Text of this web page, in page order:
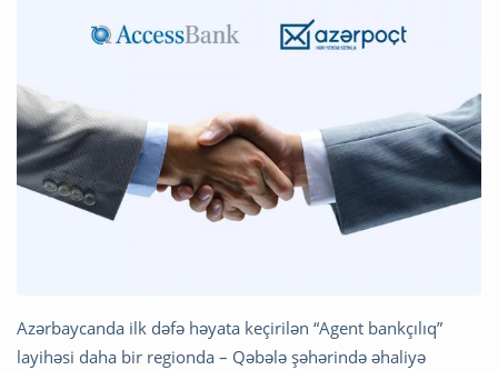
Azərbaycanda ilk dəfə həyata keçirilən “Agent bankçılıq”
layihəsi daha bir regionda – Qəbələ şəhərində əhaliyə